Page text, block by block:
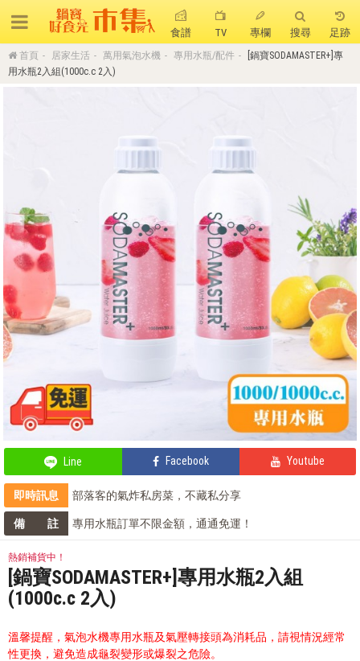
食譜 TV 專欄 搜尋 足跡
首頁 居家生活 萬用氣泡水機 專用水瓶/配件
[鍋寶SODAMASTER+]專
用水瓶2入組(1000c.c 2入)
Line Facebook Youtube
即時訊息
部落客的氣炸私房菜，不藏私分享
會員獨享 滿千折百！
備 註 專用水瓶訂單不限金額，通通免運！
熱銷補貨中！
[鍋寶SODAMASTER+]專用水瓶2入組
(1000c.c 2入)
溫馨提醒，氣泡水機專用水瓶及氣壓轉接頭為消耗品，請視情況經常
性更換，避免造成龜裂變形或爆裂之危險。
全球通吹風機
氣炸烤箱